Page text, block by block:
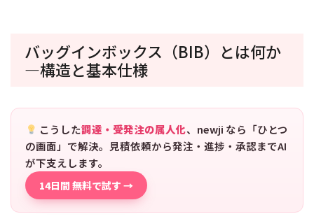
バッグインボックス（BIB）とは何か
―構造と基本仕様
こうした調達・受発注の属人化、newji なら「ひとつ
の画面」で解決。見積依頼から発注・進捗・承認までAI
が下支えします。
14日間 無料で試す →